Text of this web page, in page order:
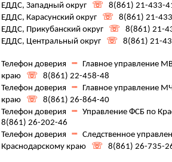
ЕДДС, Западный округ
☏ 8(861) 21-433-
ЕДДС, Карасунский округ
☏ 8(861) 21-
ЕДДС, Прикубанский округ
☏ 8(861) 21-
ЕДДС, Центральный округ
☏ 8(861) 21-
Телефон доверия ┉ Главное управление
краю
☏ 8(861) 22-458-48
Телефон доверия ┉ Главное управление
краю
☏ 8(861) 26-864-40
Телефон доверия ┉ Управление ФСБ по
8(861) 26-202-46
Телефон доверия ┉ Следственное
Краснодарскому краю
☏ 8(861) 26-735-